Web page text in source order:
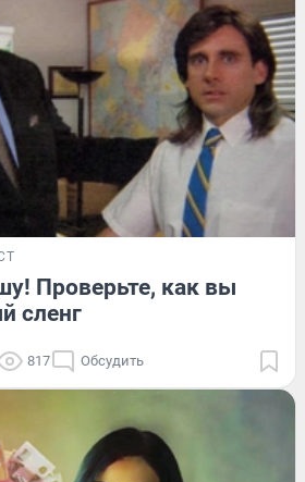
Проверьте, как вы
сленг
817 Обсудить